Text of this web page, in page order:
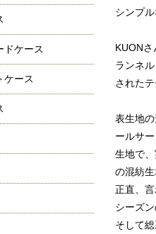
シンプ
KUON
ランネ
されたテ
表生地
ールサ
生地で
の混紡生
正直、
シーズ
そして
ドケース
ケース